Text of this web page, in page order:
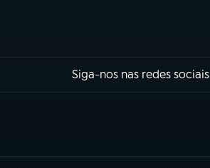
Siga-nos nas redes sociais